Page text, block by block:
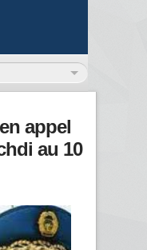
appel
au 10